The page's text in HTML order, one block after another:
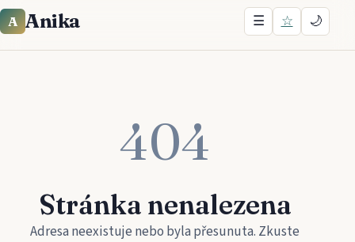
A Anika ☰ ☆ 🌙
404
Stránka nenalezena
Adresa neexistuje nebo byla přesunuta. Zkuste